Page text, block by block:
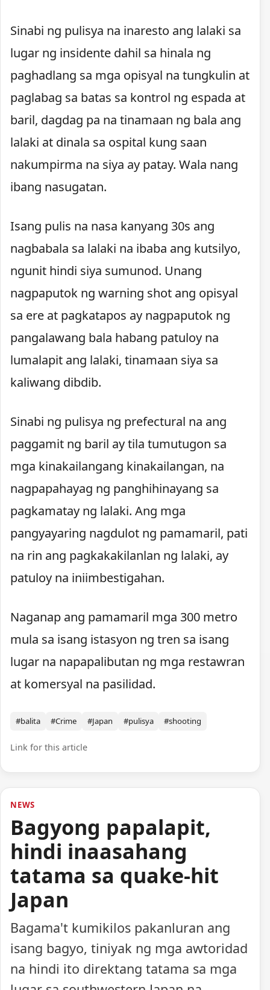
Sinabi ng pulisya na inaresto ang lalaki sa
lugar ng insidente dahil sa hinala ng
paghadlang sa mga opisyal na tungkulin at
paglabag sa batas sa kontrol ng espada at
baril, dagdag pa na tinamaan ng bala ang
lalaki at dinala sa ospital kung saan
nakumpirma na siya ay patay. Wala nang
ibang nasugatan.
Isang pulis na nasa kanyang 30s ang
nagbabala sa lalaki na ibaba ang kutsilyo,
ngunit hindi siya sumunod. Unang
nagpaputok ng warning shot ang opisyal
sa ere at pagkatapos ay nagpaputok ng
pangalawang bala habang patuloy na
lumalapit ang lalaki, tinamaan siya sa
kaliwang dibdib.
Sinabi ng pulisya ng prefectural na ang
paggamit ng baril ay tila tumutugon sa
mga kinakailangang kinakailangan, na
nagpapahayag ng panghihinayang sa
pagkamatay ng lalaki. Ang mga
pangyayaring nagdulot ng pamamaril, pati
na rin ang pagkakakilanlan ng lalaki, ay
patuloy na iniimbestigahan.
Naganap ang pamamaril mga 300 metro
mula sa isang istasyon ng tren sa isang
lugar na napapalibutan ng mga restawran
at komersyal na pasilidad.
#balita #Crime #Japan #pulisya #shooting
Link for this article
NEWS
Bagyong papalapit,
hindi inaasahang
tatama sa quake-hit
Japan
Bagama't kumikilos pakanluran ang
isang bagyo, tiniyak ng mga awtoridad
na hindi ito direktang tatama sa mga